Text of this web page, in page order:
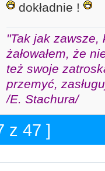
dokładnie !
"Tak jak zawsze,
żałowałem, że
też swoje
przemyć,
/E. Stachura/
z 47 ]